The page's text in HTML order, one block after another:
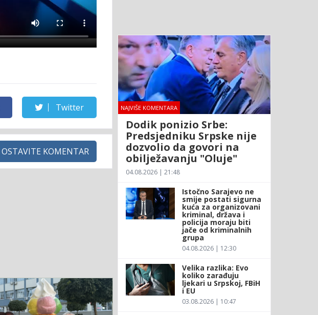
Twitter
OSTAVITE KOMENTAR
NAJVIŠE KOMENTARA
Dodik ponizio Srbe:
Predsjedniku Srpske nije
dozvolio da govori na
obilježavanju "Oluje"
04.08.2026 | 21:48
Istočno Sarajevo ne
smije postati sigurna
kuća za organizovani
kriminal, država i
policija moraju biti
jače od kriminalnih
grupa
04.08.2026 | 12:30
Velika razlika: Evo
koliko zarađuju
ljekari u Srpskoj, FBiH
i EU
03.08.2026 | 10:47